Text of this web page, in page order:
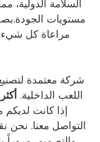
السلامة
مستويات الجودة.
مراعاة كل شيء
شركة معتمدة
اللعب الداخلية.أكثر
إذا كانت لديكم
التواصل معنا. نحن